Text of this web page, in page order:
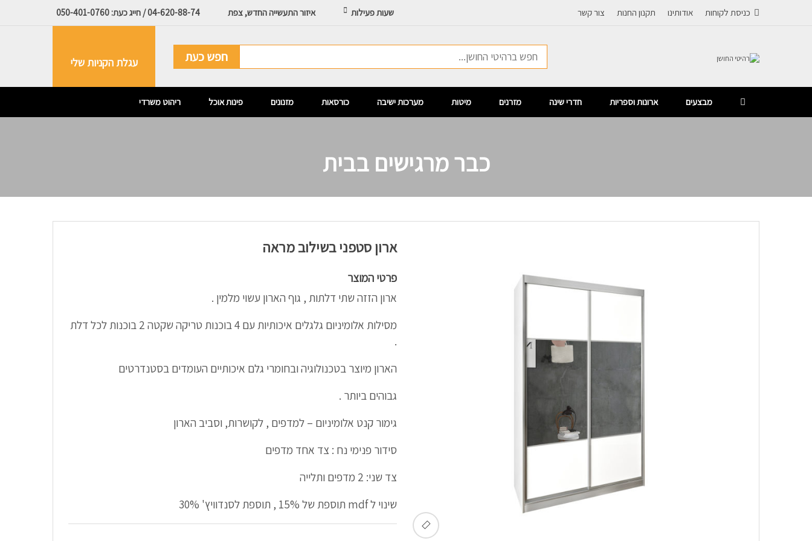
כניסת לקוחות אודותינו תקנון החנות צור קשר שעות פעילות איזור התעשייה החדש, צפת 04-620-88-74 / חייג כעת: 050-401-0760
חפש כעת עגלת הקניות שלי
מבצעים ארונות וספריות חדרי שינה מזרנים מיטות מערכות ישיבה כורסאות מזנונים פינות אוכל ריהוט משרדי
כבר מרגישים בבית
🔍
ארון סטפני בשילוב מראה
פרטי המוצר
ארון הזזה שתי דלתות , גוף הארון עשוי מלמין .
מסילות אלומיניום גלגלים איכותיות עם 4 בוכנות טריקה שקטה 2 בוכנות לכל דלת
.
הארון מיוצר בטכנולוגיה ובחומרי גלם איכותיים העומדים בסטנדרטים
גבוהים ביותר .
גימור קנט אלומיניום – למדפים , לקושרות, וסביב הארון
סידור פנימי נח : צד אחד מדפים
צד שני: 2 מדפים ותלייה
שינוי ל mdf תוספת של 15% , תוספת לסנדוויץ' 30%